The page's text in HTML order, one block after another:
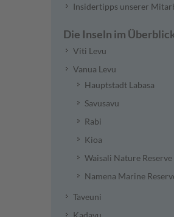
Insidertipps unserer
Die Inseln im
Viti Levu
Vanua Levu
Hauptstadt Labasa
Savusavu
Rabi
Kioa
Waisali Nature Reserve
Namena Marine
Taveuni
Kadavu